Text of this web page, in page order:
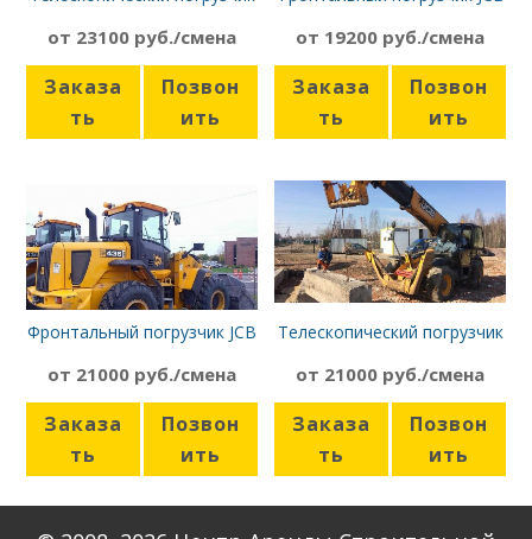
от 23100 руб./смена
Заказа
ть
Позвон
ить
от 19200 руб./смена
Заказа
ть
Позвон
ить
Фронтальный погрузчик JCB
от 21000 руб./смена
Заказа
ть
Позвон
ить
Телескопический погрузчик
от 21000 руб./смена
Заказа
ть
Позвон
ить